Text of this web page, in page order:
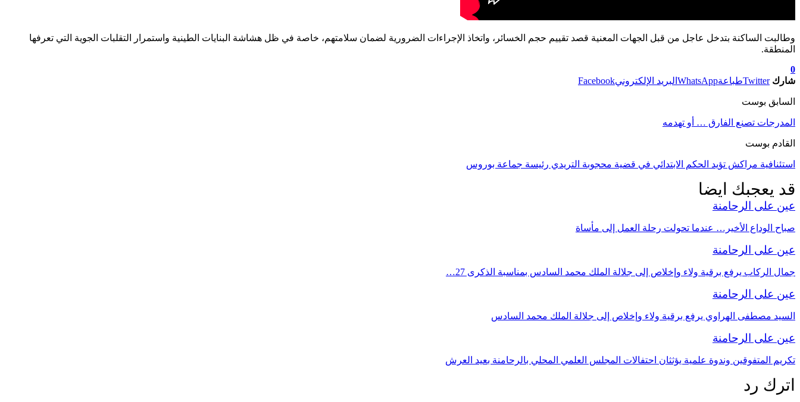
وطالبت الساكنة بتدخل عاجل من قبل الجهات المعنية قصد تقييم حجم الخسائر، واتخاذ الإجراءات الضرورية لضمان سلامتهم، خاصة في ظل هشاشة البنايات الطينية واستمرار التقلبات الجوية التي تعرفها
المنطقة.
0
شارك TwitterطباعةWhatsApp البريد الإلكترونيFacebook
السابق بوست
المدرجات تصنع الفارق … أو تهدمه
القادم بوست
استئنافية مراكش تؤيد الحكم الابتدائي في قضية محجوبة التريدي رئيسة جماعة بوروس
قد يعجبك ايضا
عين على الرحامنة
صباح الوداع الأخير… عندما تحولت رحلة العمل إلى مأساة
عين على الرحامنة
جمال الركاب يرفع برقية ولاء وإخلاص إلى جلالة الملك محمد السادس بمناسبة الذكرى 27…
عين على الرحامنة
السيد مصطفى الهراوي يرفع برقية ولاء وإخلاص إلى جلالة الملك محمد السادس
عين على الرحامنة
تكريم المتفوقين وندوة علمية يؤثثان احتفالات المجلس العلمي المحلي بالرحامنة بعيد العرش
اترك رد